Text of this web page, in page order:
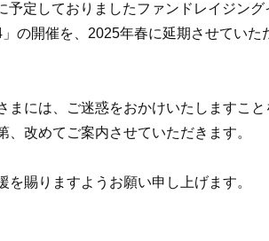
予定しておりましたファンドレイジング
の開催を、2025年春に延期させていた
まには、ご迷惑をおかけいたしますこ
、改めてご案内させていただきます。
賜りますようお願い申し上げます。